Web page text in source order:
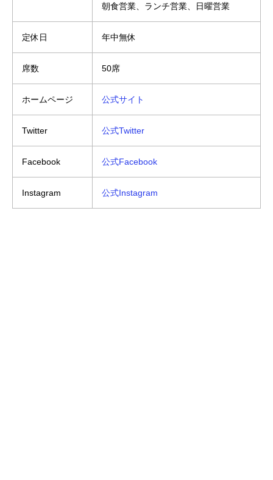
朝食営業、ランチ営業、日曜営業
定休日 年中無休
席数 50席
ホームページ 公式サイト
Twitter 公式Twitter
Facebook 公式Facebook
Instagram 公式Instagram